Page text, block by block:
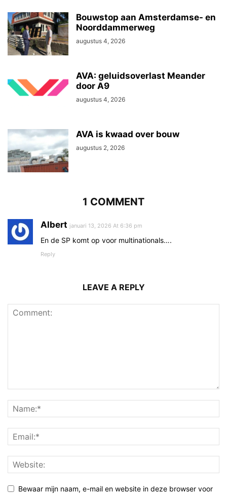
Bouwstop aan Amsterdamse- en
Noorddammerweg
augustus 4, 2026
AVA: geluidsoverlast Meander
door A9
augustus 4, 2026
AVA is kwaad over bouw
augustus 2, 2026
1 COMMENT
Albert januari 13, 2026 At 6:36 pm
En de SP komt op voor multinationals….
Reply
LEAVE A REPLY
Bewaar mijn naam, e-mail en website in deze browser voor